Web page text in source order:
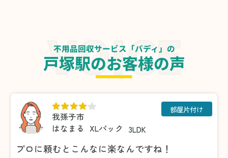
不用品回収サービス「バディ」の
戸塚駅のお客様の声
我孫子市
はなまる
XLパック 3LDK
部屋片付け
プロに頼むとこんなに楽なんですね！